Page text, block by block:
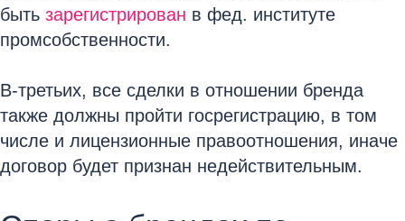
быть зарегистрирован в фед. институте
промсобственности.
В-третьих, все сделки в отношении бренда
также должны пройти госрегистрацию, в том
числе и лицензионные правоотношения, иначе
договор будет признан недействительным.